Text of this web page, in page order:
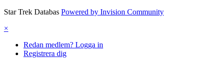
Star Trek Databas Powered by Invision Community
×
Redan medlem? Logga in
Registrera dig